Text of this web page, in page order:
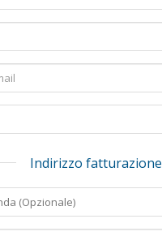
Indirizzo fatturazione